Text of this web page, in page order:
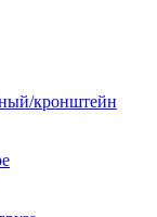
кронштейн